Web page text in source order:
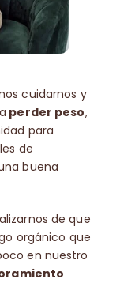
cuidarnos y
perder peso,
para
de
buena
de que
orgánico que
en nuestro